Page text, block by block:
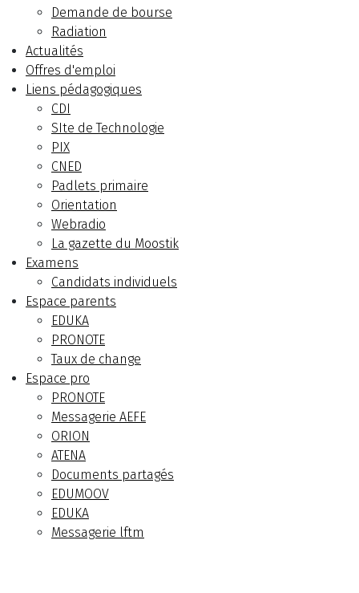
Demande de bourse
Radiation
Actualités
Offres d'emploi
Liens pédagogiques
CDI
SIte de Technologie
PIX
CNED
Padlets primaire
Orientation
Webradio
La gazette du Moostik
Examens
Candidats individuels
Espace parents
EDUKA
PRONOTE
Taux de change
Espace pro
PRONOTE
Messagerie AEFE
ORION
ATENA
Documents partagés
EDUMOOV
EDUKA
Messagerie lftm